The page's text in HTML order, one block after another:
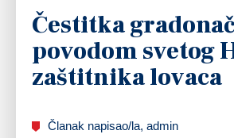
Čestitka
povodom svetog
zaštitnika lovaca
Članak napisao/la, admin